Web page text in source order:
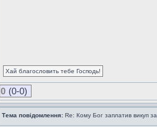
Хай благословить тебе Господь!
0 (0-0)
Тема повідомлення: Re: Кому Бог заплатив викуп